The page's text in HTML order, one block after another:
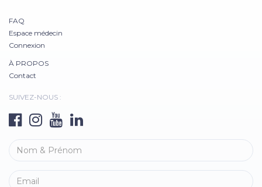
FAQ
Espace médecin
Connexion
À PROPOS
Contact
SUIVEZ-NOUS :